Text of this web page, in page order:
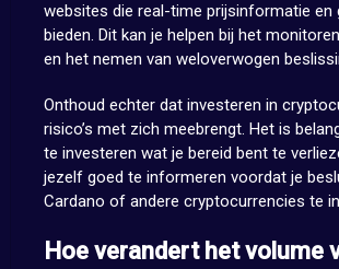
websites die real-time prijsinformatie en
bieden. Dit kan je helpen bij het
en het nemen van weloverwogen
Onthoud echter dat investeren in
risico’s met zich meebrengt. Het is
te investeren wat je bereid bent te
jezelf goed te informeren voordat je
Cardano of andere cryptocurrencies te
Hoe verandert het volume